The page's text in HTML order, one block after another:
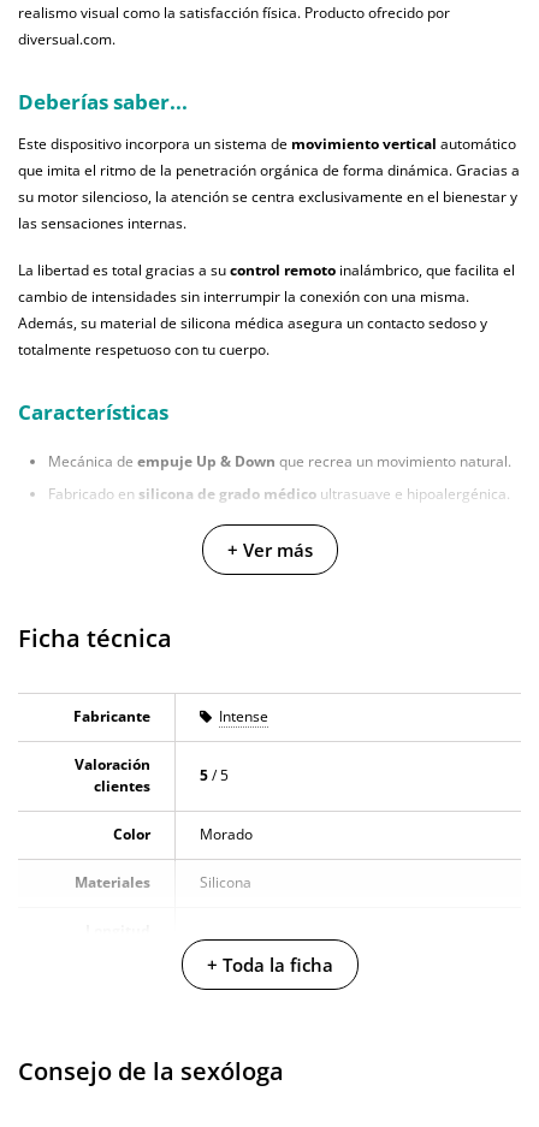
realismo visual como la satisfacción física. Producto ofrecido por
diversual.com.
Deberías saber...
Este dispositivo incorpora un sistema de movimiento vertical automático
que imita el ritmo de la penetración orgánica de forma dinámica. Gracias a
su motor silencioso, la atención se centra exclusivamente en el bienestar y
las sensaciones internas.
La libertad es total gracias a sucontrol remoto inalámbrico, que facilita el
cambio de intensidades sin interrumpir la conexión con una misma.
Además, su material de silicona médica asegura un contacto sedoso y
totalmente respetuoso con tu cuerpo.
Características
Mecánica de empuje Up & Down que recrea un movimiento natural.
Fabricado en silicona de grado médico ultrasuave e hipoalergénica.
Longitud total de 22 cm con unazona insertable
Batería de larga duración con sistema de
carga magnética
+ Ver más
Ficha técnica
Fabricante Intense
Valoración
clientes
5/ 5
Color Morado
Materiales Silicona
15 cm
+ Toda la ficha
Consejo de la sexóloga